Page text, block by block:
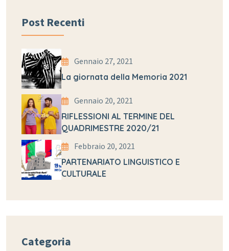
Post Recenti
Gennaio 27, 2021
La giornata della Memoria 2021
Gennaio 20, 2021
RIFLESSIONI AL TERMINE DEL
QUADRIMESTRE 2020/21
Febbraio 20, 2021
PARTENARIATO LINGUISTICO E
CULTURALE
Categoria